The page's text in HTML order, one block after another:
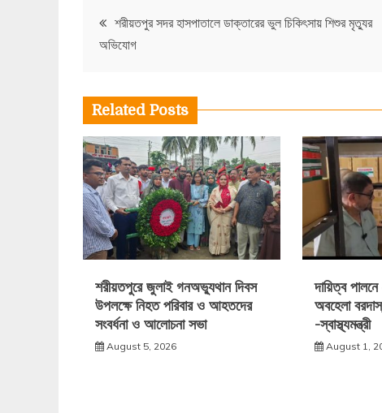
Post
শরীয়তপুর সদর হাসপাতালে ডাক্তারের ভুল চিকিৎসায় শিশুর মৃত্যুর
অভিযোগ
Related Posts
শরীয়তপুরে জুলাই গনঅভ্যুথান দিবস
উপলক্ষে নিহত পরিবার ও আহতদের
সংবর্ধনা ও আলোচনা সভা
August 5, 2026
দায়িত্ব
অবহেলা
-স্বাস্থ্যমন্ত্রী
August 1,